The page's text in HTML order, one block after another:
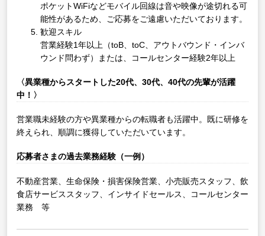
ポケットWiFiなどモバイル回線は音や映像が途切れる可
能性があるため、ご応募をご遠慮いただいております。
歓迎スキル
営業経験1年以上（toB、toC、アウトバウンド・インバ
ウンド問わず）または、コールセンター経験2年以上
〈異業種からスタートした20代、30代、40代の先輩が活躍
中！〉
営業職未経験の方や異業種からの転職者も活躍中。既に研修を
終えられ、順調に獲得していただいています。
応募者さまの過去業務経験（一例）
不動産営業、生命保険・損害保険営業、小売販売スタッフ、飲
食店サービススタッフ、インサイドセールス、コールセンター
業務 等